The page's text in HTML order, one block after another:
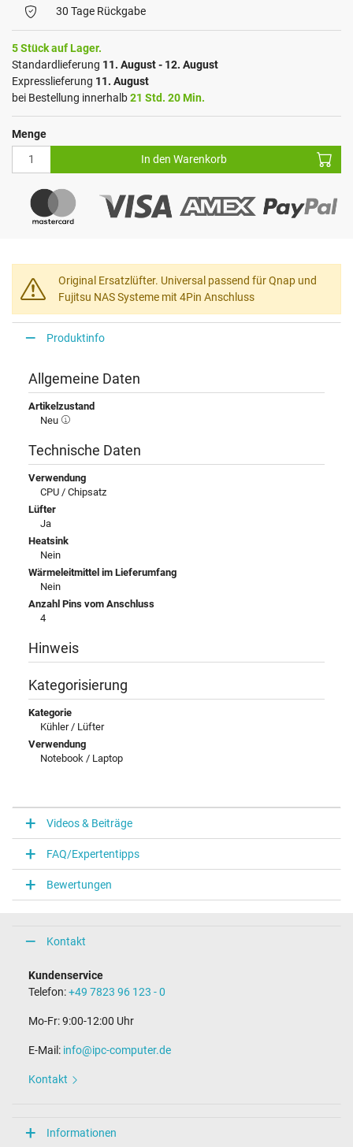
30 Tage Rückgabe
5 Stück auf Lager.
Standardlieferung 11. August - 12. August
Expresslieferung 11. August
bei Bestellung innerhalb21 Std. 20 Min.
Menge
In den Warenkorb
Original Ersatzlüfter. Universal passend für Qnap und
Fujitsu NAS Systeme mit 4Pin Anschluss
Produktinfo
Allgemeine Daten
Artikelzustand
Neu
Technische Daten
Verwendung
CPU / Chipsatz
Lüfter
Ja
Heatsink
Nein
Wärmeleitmittel im Lieferumfang
Nein
Anzahl Pins vom Anschluss
4
Hinweis
Kategorisierung
Kategorie
Kühler / Lüfter
Verwendung
Notebook / Laptop
Videos & Beiträge
FAQ/Expertentipps
Bewertungen
Kontakt
Kundenservice
Telefon:+49 7823 96 123 - 0
Mo-Fr: 9:00-12:00 Uhr
E-Mail: info@ipc-computer.de
Kontakt
Informationen